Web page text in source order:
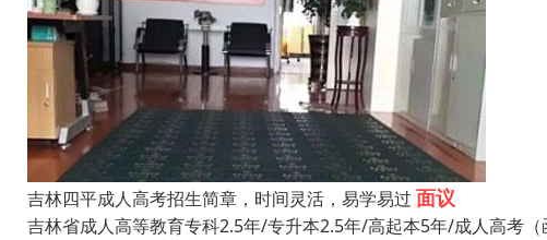
吉林四平成人高考招生简章，时间灵活，易学易过 面议
吉林省成人高等教育专科2.5年/专升本2.5年/高起本5年/成人高考